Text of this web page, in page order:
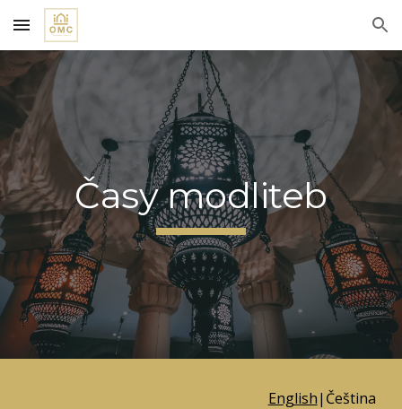
Skip to main content Skip to navigation
Časy modliteb
English| Čeština